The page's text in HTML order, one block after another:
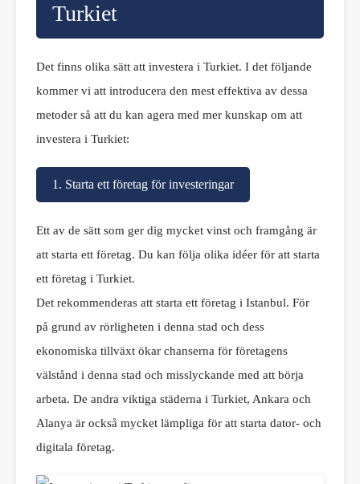
Turkiet
Det finns olika sätt att investera i Turkiet. I det följande
kommer vi att introducera den mest effektiva av dessa
metoder så att du kan agera med mer kunskap om att
investera i Turkiet:
1. Starta ett företag för investeringar
Ett av de sätt som ger dig mycket vinst och framgång är
att starta ett företag. Du kan följa olika idéer för att starta
ett företag i Turkiet.
Det rekommenderas att starta ett företag i Istanbul. För
på grund av rörligheten i denna stad och dess
ekonomiska tillväxt ökar chanserna för företagens
välstånd i denna stad och misslyckande med att börja
arbeta. De andra viktiga städerna i Turkiet, Ankara och
Alanya är också mycket lämpliga för att starta dator- och
digitala företag.